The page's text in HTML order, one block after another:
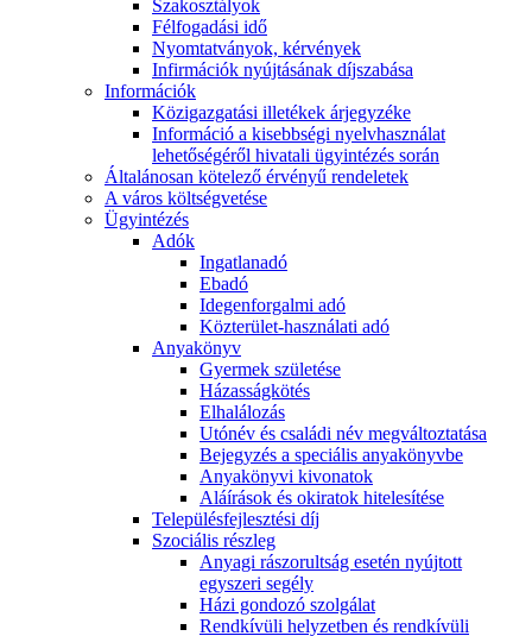
Szakosztályok
Félfogadási idő
Nyomtatványok, kérvények
Infirmációk nyújtásának díjszabása
Információk
Közigazgatási illetékek árjegyzéke
Információ a kisebbségi nyelvhasználat
lehetőségéről hivatali ügyintézés során
Általánosan kötelező érvényű rendeletek
A város költségvetése
Ügyintézés
Adók
Ingatlanadó
Ebadó
Idegenforgalmi adó
Közterület-használati adó
Anyakönyv
Gyermek születése
Házasságkötés
Elhalálozás
Utónév és családi név megváltoztatása
Bejegyzés a speciális anyakönyvbe
Anyakönyvi kivonatok
Aláírások és okiratok hitelesítése
Településfejlesztési díj
Szociális részleg
Anyagi rászorultság esetén nyújtott
egyszeri segély
Házi gondozó szolgálat
Rendkívüli helyzetben és rendkívüli